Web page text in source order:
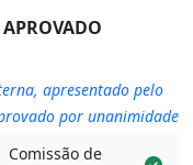
apresentado pelo
por unanimidade
Comissão de